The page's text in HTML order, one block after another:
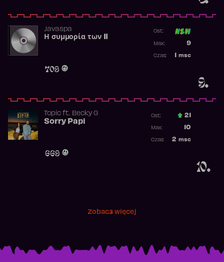
9.
Javaspa
Η συμμορία των 11
709
Ost:
9
Max:
msc
Czas:
10.
Topicft. Becky G
Sorry Papi
669
Ost.: 21
10
Max:
2 msc
Czas:
Zobacz więcej